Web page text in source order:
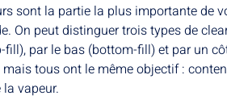
sont la partie la plus importante de
On peut distinguer trois types de
par le bas (bottom-fill) et par un
tous ont le même objectif :
vapeur.